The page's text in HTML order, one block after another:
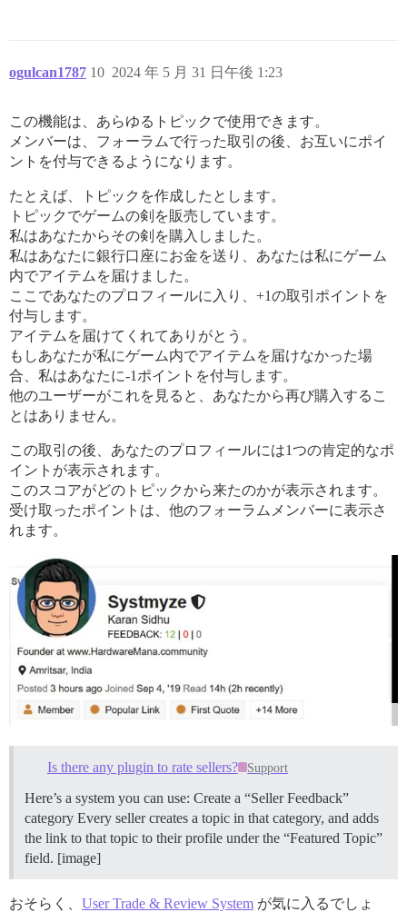
ogulcan1787 2024 年 5 月 31 日午後 1:23
10
この機能は、あらゆるトピックで使用できます。
メンバーは、フォーラムで行った取引の後、お互いにポイ
ントを付与できるようになります。
たとえば、トピックを作成したとします。
トピックでゲームの剣を販売しています。
私はあなたからその剣を購入しました。
私はあなたに銀行口座にお金を送り、あなたは私にゲーム
内でアイテムを届けました。
ここであなたのプロフィールに入り、+1の取引ポイントを
付与します。
アイテムを届けてくれてありがとう。
もしあなたが私にゲーム内でアイテムを届けなかった場
合、私はあなたに-1ポイントを付与します。
他のユーザーがこれを見ると、あなたから再び購入するこ
とはありません。
この取引の後、あなたのプロフィールには1つの肯定的なポ
イントが表示されます。
このスコアがどのトピックから来たのかが表示されます。
受け取ったポイントは、他のフォーラムメンバーに表示さ
れます。
Is there any plugin to rate sellers? Support
Here’s a system you can use: Create a “Seller Feedback”
category Every seller creates a topic in that category, and adds
the link to that topic to their profile under the “Featured Topic”
field. [image]
おそらく、 User Trade & Review System が気に入るでしょ